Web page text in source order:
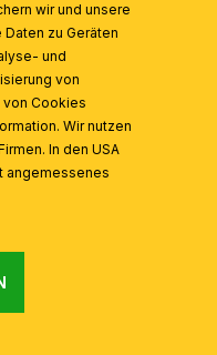
wir und unsere
zu Geräten
und
von
von Cookies
Wir nutzen
In den USA
angemessenes